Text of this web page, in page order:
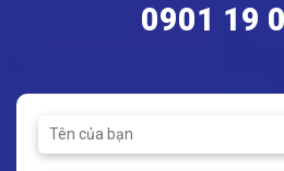
Nhiệt độ hoạt động: -25 ~
0901 19